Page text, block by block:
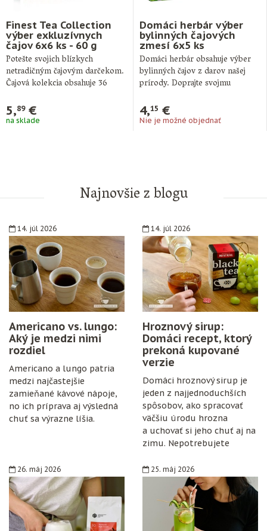
Finest Tea Collection
výber exkluzívnych
čajov 6x6 ks - 60 g
Potešte svojich blízkych
netradičným čajovým darčekom.
Čajová kolekcia obsahuje 36
hygienickom prebale …
5,89€
na sklade
Domáci herbár výber
bylinných čajových
zmesí 6x5 ks
Domáci herbár obsahuje výber
bylinných čajov z darov našej
prírody. Doprajte svojmu
4,15 €
Nie je možné objednať
Najnovšie z blogu
14. júl 2026
Americano vs. lungo:
Aký je medzi nimi
rozdiel
Americano a lungo patria
medzi najčastejšie
zamieňané kávové nápoje,
no ich príprava aj výsledná
chuť sa výrazne líšia.
14. júl 2026
Hroznový sirup:
Domáci recept, ktorý
prekoná kupované
verzie
Domáci hroznový sirup je
jeden z najjednoduchších
spôsobov, ako spracovať
väčšiu úrodu hrozna
a uchovať si jeho chuť aj na
zimu. Nepotrebujete
konzervanty ani zložitý
postup. Stačí zrelé hrozno,
cukor, citrón, čisté fľaše
a trochu trpezlivosti.
26. máj 2026 25. máj 2026